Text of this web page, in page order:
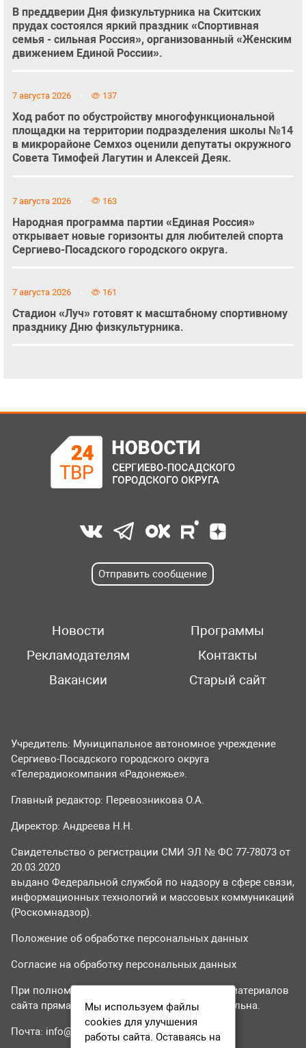
В преддверии Дня физкультурника на Скитских
прудах состоялся яркий праздник «Спортивная
семья - сильная Россия», организованный «Женским
движением Единой России».
7 августа 2026 137
Ход работ по обустройству многофункциональной
площадки на территории подразделения школы №14
в микрорайоне Семхоз оценили депутаты окружного
Совета Тимофей Лагутин и Алексей Деяк.
7 августа 2026 163
Народная программа партии «Единая Россия»
открывает новые горизонты для любителей спорта
Сергиево-Посадского городского округа.
7 августа 2026 161
Стадион «Луч» готовят к масштабному спортивному
празднику Дню физкультурника.
Отправить сообщение
Новости
Программы
Рекламодателям
Контакты
Вакансии
Старый сайт
Учредитель: Муниципальное автономное учреждение
Сергиево-Посадского городского округа
«Телерадиокомпания «Радонежье».
Главный редактор: Перевозникова О.А.
Директор: Андреева Н.Н.
Свидетельство о регистрации СМИ ЭЛ № ФС 77-78073 от
20.03.2020
выдано Федеральной службой по надзору в сфере связи,
информационных технологий и массовых коммуникаций
(Роскомнадзор).
Положение об обработке персональных данных
Согласие на обработку персональных данных
При полном или частичном использовании материалов
сайта прямая гиперссылка на tvr24.tv обязательна.
Почта: info@tvr24.tv
Мы используем файлы
cookies для улучшения
работы сайта. Оставаясь на